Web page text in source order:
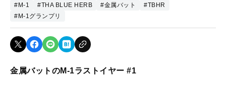
#M-1 #THA BLUE HERB #金属バット
#TBHR
#M-1グランプリ
金属バットのM-1ラストイヤー #1